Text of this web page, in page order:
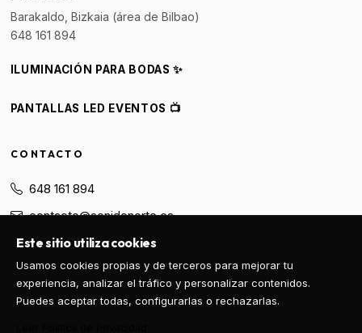
Barakaldo, Bizkaia (área de Bilbao)
648 161 894
ILUMINACIÓN PARA BODAS ✨
PANTALLAS LED EVENTOS 📺
CONTACTO
648 161 894
contacto@sonidonorte.es
WhatsApp
PEDIR PRESUPUESTO
Este sitio utiliza cookies
Usamos cookies propias y de terceros para mejorar tu
experiencia, analizar el tráfico y personalizar contenidos.
Puedes aceptar todas, configurarlas o rechazarlas.